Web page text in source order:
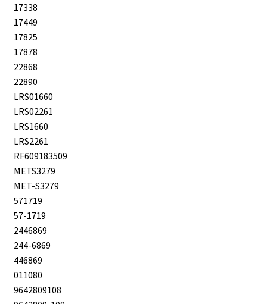
17338
17449
17825
17878
22868
22890
LRS01660
LRS02261
LRS1660
LRS2261
RF609183509
METS3279
MET-S3279
571719
57-1719
2446869
244-6869
446869
011080
9642809108